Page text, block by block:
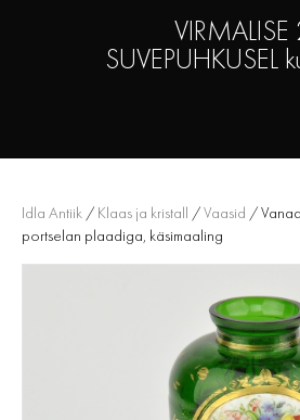
Idla Antiik / Klaas ja kristall /Vaasid /
portselan plaadiga, käsimaaling